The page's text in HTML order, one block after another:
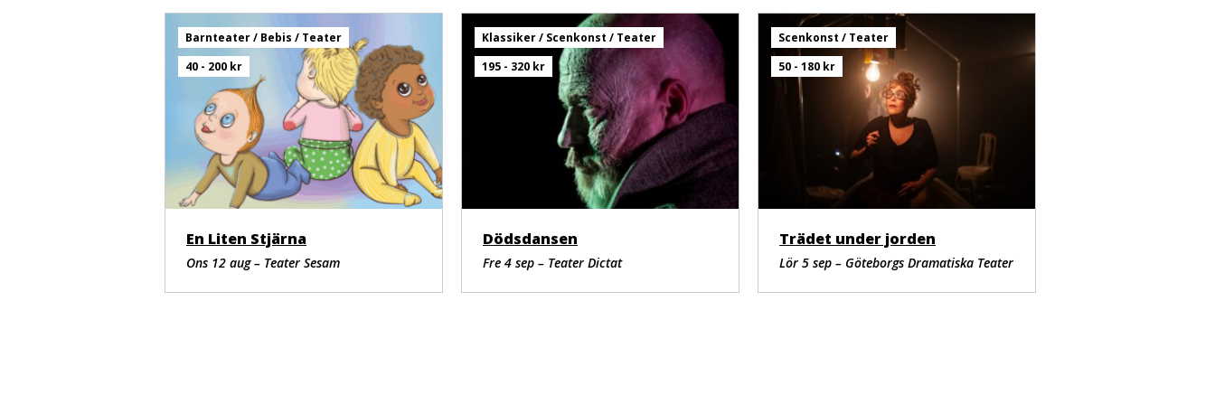
Barnteater / Bebis / Teater
40 - 200 kr
En Liten Stjärna
Ons 12 aug – Teater Sesam
Klassiker / Scenkonst / Teater
195 - 320 kr
Dödsdansen
Fre 4 sep – Teater Dictat
Scenkonst / Teater
50 - 180 kr
Trädet under jorden
Lör 5 sep – Göteborgs Dramatiska Teater